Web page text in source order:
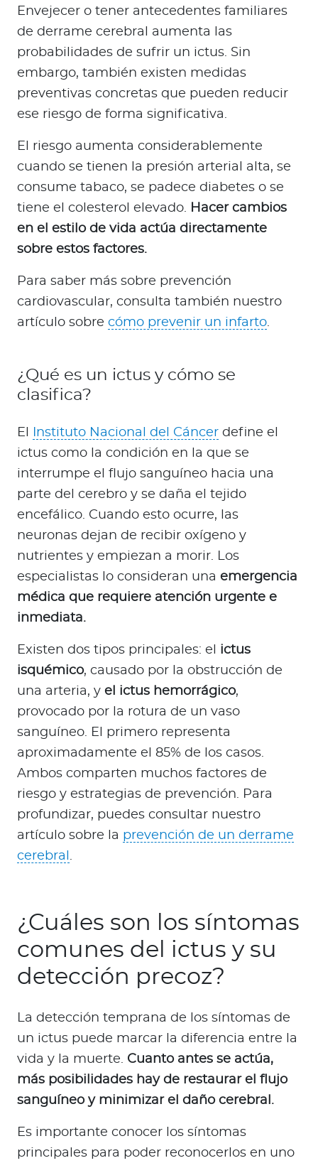
Envejecer o tener antecedentes familiares
de derrame cerebral aumenta las
probabilidades de sufrir un ictus. Sin
embargo, también existen medidas
preventivas concretas que pueden reducir
ese riesgo de forma significativa.
El riesgo aumenta considerablemente
cuando se tienen la presión arterial alta, se
consume tabaco, se padece diabetes o se
tiene el colesterol elevado. Hacer cambios
en el estilo de vida actúa directamente
sobre estos factores.
Para saber más sobre prevención
cardiovascular, consulta también nuestro
artículo sobre cómo prevenir un infarto.
¿Qué es un ictus y cómo se
clasifica?
El Instituto Nacional del Cáncer define el
ictus como la condición en la que se
interrumpe el flujo sanguíneo hacia una
parte del cerebro y se daña el tejido
encefálico. Cuando esto ocurre, las
neuronas dejan de recibir oxígeno y
nutrientes y empiezan a morir. Los
especialistas lo consideran una emergencia
médica que requiere atención urgente e
inmediata.
Existen dos tipos principales: el
ictus
isquémico, causado por la obstrucción de
una arteria, y el ictus hemorrágico,
provocado por la rotura de un vaso
sanguíneo. El primero representa
aproximadamente el 85% de los casos.
Ambos comparten muchos factores de
riesgo y estrategias de prevención. Para
profundizar, puedes consultar nuestro
artículo sobre la prevención de un derrame
cerebral .
¿Cuáles son los síntomas
comunes del ictus y su
detección precoz?
La detección temprana de los síntomas de
un ictus puede marcar la diferencia entre la
vida y la muerte. Cuanto antes se actúa,
más posibilidades hay de restaurar el flujo
sanguíneo y minimizar el daño cerebral.
Es importante conocer los síntomas
principales para poder reconocerlos en uno